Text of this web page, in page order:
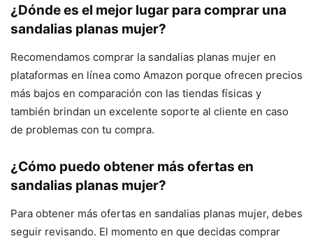
¿Dónde es el mejor lugar para comprar una
sandalias planas mujer?
Recomendamos comprar la sandalias planas mujer en
plataformas en línea como Amazon porque ofrecen precios
más bajos en comparación con las tiendas físicas y
también brindan un excelente soporte al cliente en caso
de problemas con tu compra.
¿Cómo puedo obtener más ofertas en
sandalias planas mujer?
Para obtener más ofertas en sandalias planas mujer, debes
seguir revisando. El momento en que decidas comprar